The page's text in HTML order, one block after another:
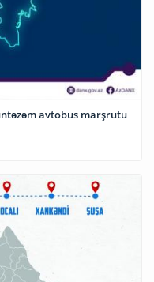
avtobus marşrutu